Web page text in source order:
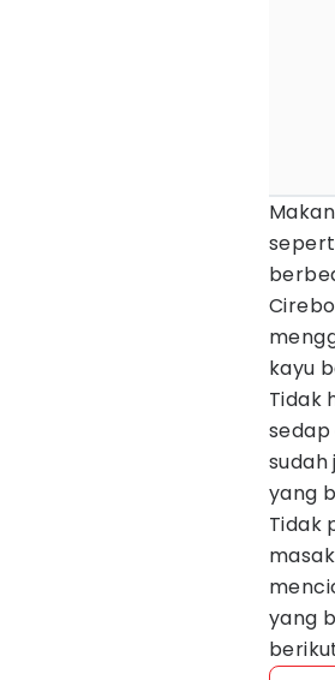
kayu
Tidak
sedap
yang
Tidak
yang